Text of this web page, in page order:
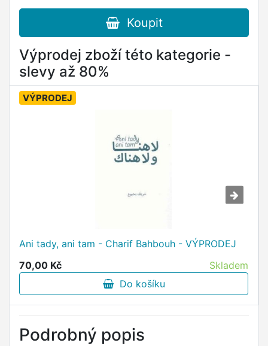
Koupit
Výprodej zboží této kategorie -
slevy až 80%
VÝPRODEJ
Ani tady, ani tam - Charif Bahbouh - VÝPRODEJ
70,00 Kč
Skladem
Do košíku
Podrobný popis